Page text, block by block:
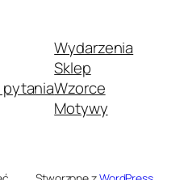
pytania
Wydarzenia
Sklep
Wzorce
Motywy